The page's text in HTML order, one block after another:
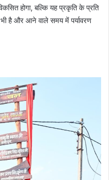
होगा, बल्कि यह प्रकृति के प्रति
है और आने वाले समय में पर्यावरण